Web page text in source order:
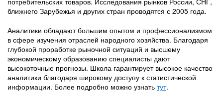
ближнего Зарубежья и других стран проводятся с 2005 года.
Аналитики обладают большим опытом и профессионализмом
в сфере изучения отраслей народного хозяйства. Благодаря
глубокой проработке рыночной ситуаций и высшему
экономическому образованию специалисты дают
высокоточные прогнозы. Школа гарантирует высокое качество
аналитики благодаря широкому доступу к статистической
информации. Более подробно можно узнать тут.